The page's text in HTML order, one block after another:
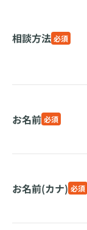
相談方法 必須
お名前 必須
お名前(カナ) 必須